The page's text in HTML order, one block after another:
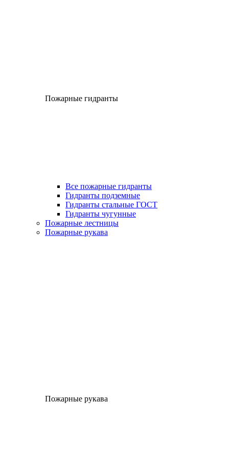
Пожарные гидранты
Все пожарные гидранты
Гидранты подземные
Гидранты стальные ГОСТ
Гидранты чугунные
Пожарные лестницы
Пожарные рукава
Пожарные рукава